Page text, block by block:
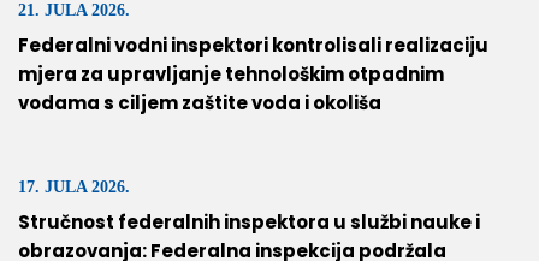
21. JULA 2026.
Federalni vodni inspektori kontrolisali realizaciju
mjera za upravljanje tehnološkim otpadnim
vodama s ciljem zaštite voda i okoliša
17. JULA 2026.
Stručnost federalnih inspektora u službi nauke i
obrazovanja: Federalna inspekcija podržala